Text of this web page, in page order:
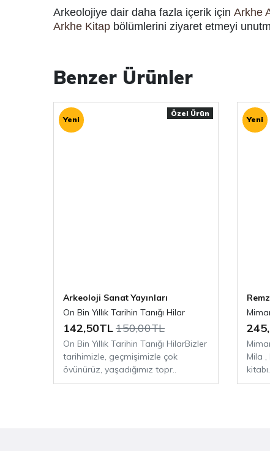
Arkeolojiye dair daha fazla içerik için Arkhe
Arkhe Kitap bölümlerini ziyaret etmeyi
Benzer Ürünler
Özel Ürün
Yeni
Arkeoloji Sanat Yayınları
On Bin Yıllık Tarihin Tanığı Hilar
142,50TL150,00TL
On Bin Yıllık Tarihin Tanığı HilarBizler
tarihimizle, geçmişimizle çok
övünürüz, yaşadığımız topr..
Yeni
Mila